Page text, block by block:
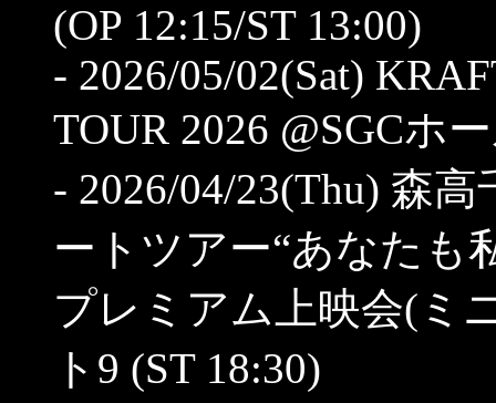
(OP 12:15/ST 13:00)
- 2026/05/02(Sat)
TOUR 2026 @SGCホ
- 2026/04/23(Thu) 森
ートツアー“あなたも
プレミアム上映会(ミ
ト9 (ST 18:30)